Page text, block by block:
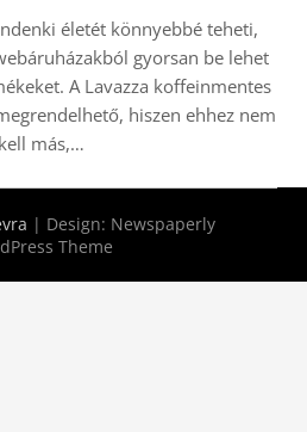
életét könnyebbé teheti,
gyorsan be lehet
A Lavazza koffeinmentes
hiszen ehhez nem
kell más,…
| Design: Newspaperly
Theme